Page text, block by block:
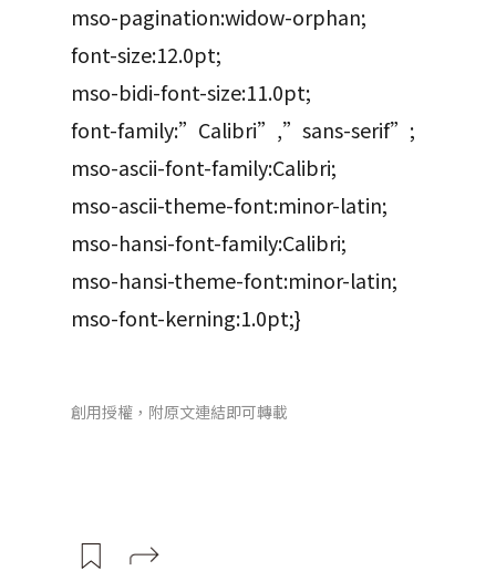
mso-pagination:widow-orphan;
font-size:12.0pt;
mso-bidi-font-size:11.0pt;
font-family:”Calibri”,”sans-serif”;
mso-ascii-font-family:Calibri;
mso-ascii-theme-font:minor-latin;
mso-hansi-font-family:Calibri;
mso-hansi-theme-font:minor-latin;
mso-font-kerning:1.0pt;}
創用授權，附原文連結即可轉載